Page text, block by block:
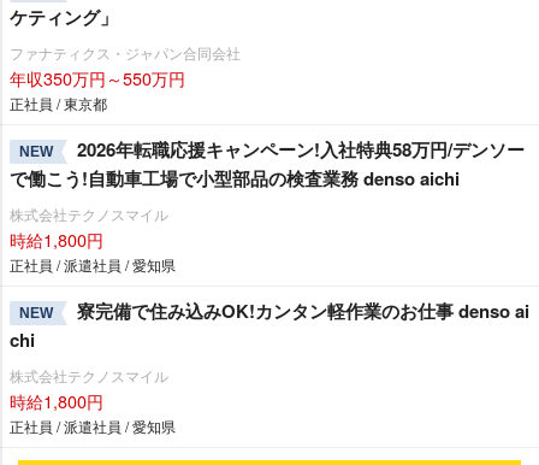
ケティング」
ファナティクス・ジャパン合同会社
年収350万円～550万円
正社員 / 東京都
NEW
2026年転職応援キャンペーン!入社特典58万円/デンソー
で働こう!自動車工場で小型部品の検査業務 denso aichi
株式会社テクノスマイル
時給1,800円
正社員 / 派遣社員 / 愛知県
NEW
寮完備で住み込みOK!カンタン軽作業のお仕事 denso ai
chi
株式会社テクノスマイル
時給1,800円
正社員 / 派遣社員 / 愛知県